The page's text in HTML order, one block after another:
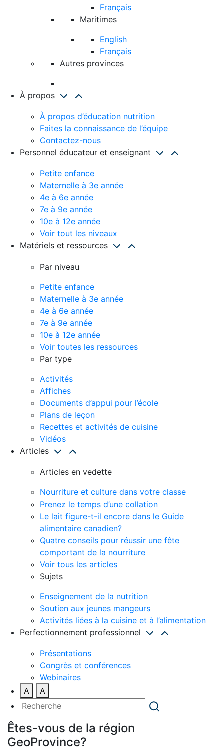
Français
Maritimes
English
Français
Autres provinces
À propos
À propos d’éducation nutrition
Faites la connaissance de l’équipe
Contactez-nous
Personnel éducateur et enseignant
Petite enfance
Maternelle à 3e année
4e à 6e année
7e à 9e année
10e à 12e année
Voir tout les niveaux
Matériels et ressources
Par niveau
Petite enfance
Maternelle à 3e année
4e à 6e année
7e à 9e année
10e à 12e année
Voir toutes les ressources
Par type
Activités
Affiches
Documents d’appui pour l’école
Plans de leçon
Recettes et activités de cuisine
Vidéos
Articles
Articles en vedette
Nourriture et culture dans votre classe
Prenez le temps d’une collation
Le lait figure-t-il encore dans le Guide
alimentaire canadien?
Quatre conseils pour réussir une fête
comportant de la nourriture
Voir tous les articles
Sujets
Enseignement de la nutrition
Soutien aux jeunes mangeurs
Activités liées à la cuisine et à l’alimentation
Perfectionnement professionnel
Présentations
Congrès et conférences
Webinaires
A
A
Êtes-vous de la région
GeoProvince?